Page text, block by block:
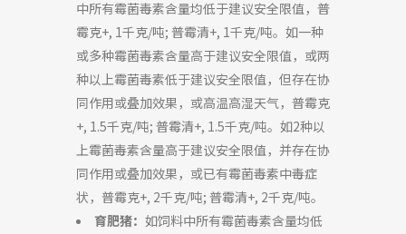
中所有霉菌毒素含量均低于建议安全限值，普
霉克+, 1千克/吨; 普霉清+, 1千克/吨。如一种
或多种霉菌毒素含量高于建议安全限值，或两
种以上霉菌毒素低于建议安全限值，但存在协
同作用或叠加效果，或高温高湿天气，普霉克
+, 1.5千克/吨; 普霉清+, 1.5千克/吨。如2种以
上霉菌毒素含量高于建议安全限值，并存在协
同作用或叠加效果，或已有霉菌毒素中毒症
状，普霉克+, 2千克/吨; 普霉清+, 2千克/吨。
育肥猪： 如饲料中所有霉菌毒素含量均低